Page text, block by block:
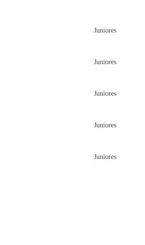
Juniores
Juniores
Juniores
Juniores
Juniores